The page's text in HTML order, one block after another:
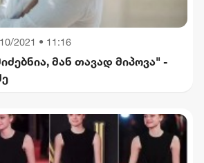
2021 • 11:16
მან თავად მიპოვა" -